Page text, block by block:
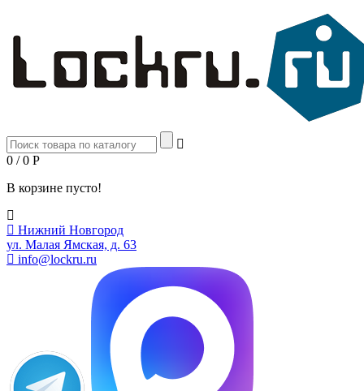
0 / 0 Р
В корзине пусто!
Нижний Новгород
ул. Малая Ямская, д. 63
info@lockru.ru